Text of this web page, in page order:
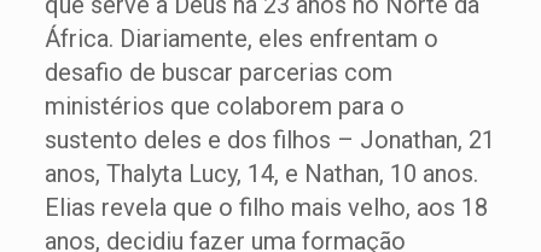
África. Diariamente, eles enfrentam o
desafio de buscar parcerias com
ministérios que colaborem para o
sustento deles e dos filhos – Jonathan, 21
anos, Thalyta Lucy, 14, e Nathan, 10 anos.
Elias revela que o filho mais velho, aos 18
anos, decidiu fazer uma formação